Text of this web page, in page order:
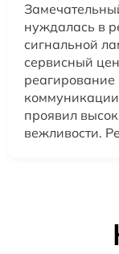
нуждалась в
сигнальной
сервисный
реагирование
проявил
вежливости.